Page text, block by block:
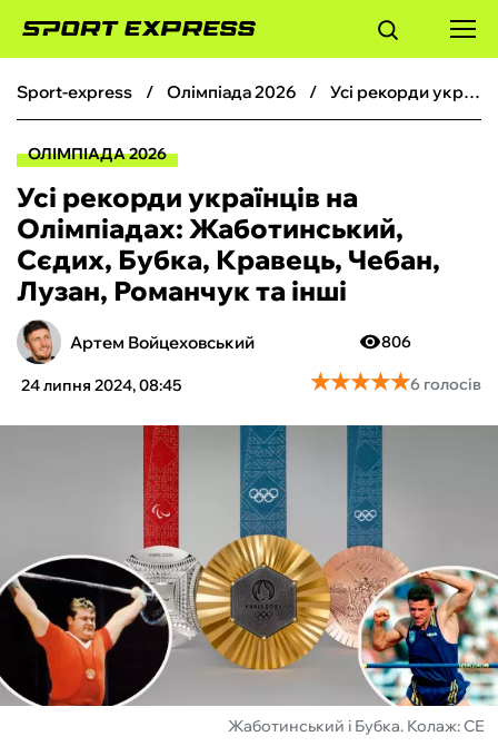
ФУТБОЛ
БОКС
ХОКЕЙ
ТЕНІС
КІБЕРСПОРТ
ІНШІ
БУКМЕКЕРИ
sport-express олімпіада 2026 Усі рекорди українців на Олімпіадах: Жаботинський, Сєдих, Бубка, Кравець, Чебан, Лузан, Романчук та інші
ОЛІМПІАДА 2026
Усі рекорди українців на
Олімпіадах: Жаботинський,
Сєдих, Бубка, Кравець, Чебан,
Лузан, Романчук та інші
Артем Войцеховський
24 липня 2024, 08:45
806
★★★★★
★★★★★6 голосів
Жаботинський і Бубка. Колаж: СЕ